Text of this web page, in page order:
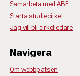
Samarbeta med ABF
Starta studiecirkel
Jag vill bli cirkelledare
Navigera
Om webbplatsen